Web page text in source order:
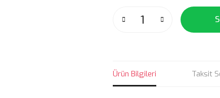
Ürün Bilgileri Taksit